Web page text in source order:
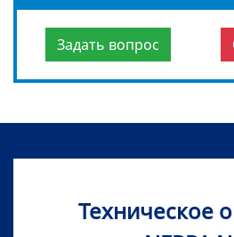
Задать вопрос
Техническое